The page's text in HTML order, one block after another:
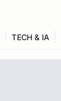
TECH & IA